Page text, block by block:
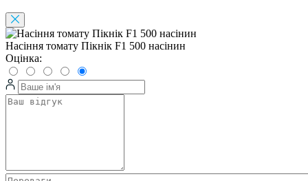
Насіння томату Пікнік F1 500 насінин
Оцінка: